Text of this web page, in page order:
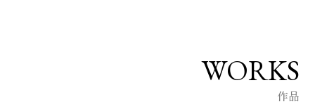
WORKS
作品